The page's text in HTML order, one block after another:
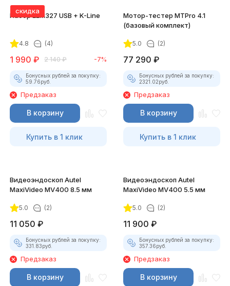
скидка
Набор ELM327 USB + K-Line
4.8 (4)
1 990 ₽ 2 140 ₽ -7%
Бонусных рублей за покупку:
59.76руб.
Предзаказ
В корзину
Купить в 1 клик
Мотор-тестер MTPro 4.1
(базовый комплект)
5.0 (2)
77 290 ₽
Бонусных рублей за покупку:
2321.02руб.
Предзаказ
В корзину
Купить в 1 клик
Видеоэндоскоп Autel
MaxiVideo MV400 8.5 мм
5.0 (2)
11 050 ₽
Бонусных рублей за покупку:
331.83руб.
Предзаказ
В корзину
Видеоэндоскоп Autel
MaxiVideo MV400 5.5 мм
5.0 (2)
11 900 ₽
Бонусных рублей за покупку:
357.36руб.
Предзаказ
В корзину